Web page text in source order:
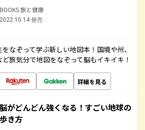
BOOKS 旅と健康
2022.10.14 発売
なぞって学ぶ新しい地図本！国境や州、
旅気分で地図をなぞって脳もイキイキ！
詳細を見る
脳がどんどん強くなる！すごい地球の
歩き方